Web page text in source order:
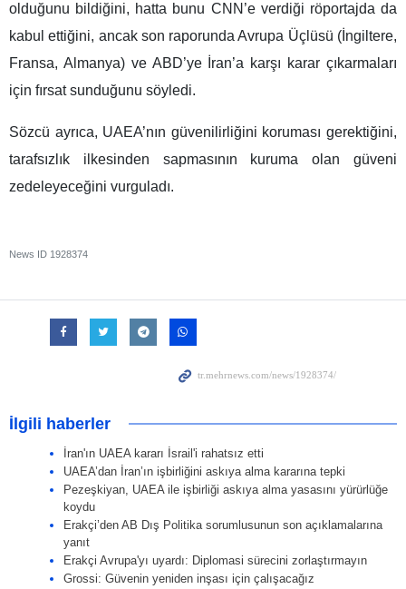
olduğunu bildiğini, hatta bunu CNN’e verdiği röportajda da
kabul ettiğini, ancak son raporunda Avrupa Üçlüsü (İngiltere,
Fransa, Almanya) ve ABD’ye İran’a karşı karar çıkarmaları
için fırsat sunduğunu söyledi.
Sözcü ayrıca, UAEA’nın güvenilirliğini koruması gerektiğini,
tarafsızlık ilkesinden sapmasının kuruma olan güveni
zedeleyeceğini vurguladı.
News ID 1928374
İlgili haberler
İran'ın UAEA kararı İsrail'i rahatsız etti
UAEA’dan İran’ın işbirliğini askıya alma kararına tepki
Pezeşkiyan, UAEA ile işbirliği askıya alma yasasını yürürlüğe
koydu
Erakçi’den AB Dış Politika sorumlusunun son açıklamalarına
yanıt
Erakçi Avrupa'yı uyardı: Diplomasi sürecini zorlaştırmayın
Grossi: Güvenin yeniden inşası için çalışacağız